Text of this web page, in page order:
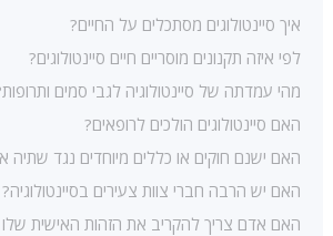
איך סיינטולוגים מסתכלים על החיים?
לפי איזה תקנונים מוסריים חיים סיינטולוגים?
מהי עמדתה של סיינטולוגיה לגבי סמים
האם סיינטולוגים הולכים לרופאים?
האם ישנם חוקים או כללים מיוחדים נגד שתיה או
האם יש הרבה חברי צוות צעירים בסיינטולוגיה?
האם אדם צריך להקריב את הזהות האישית